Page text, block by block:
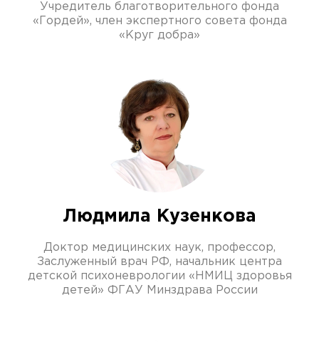
Учредитель благотворительного фонда
«Гордей», член экспертного совета фонда
«Круг добра»
Людмила Кузенкова
Доктор медицинских наук, профессор,
Заслуженный врач РФ, начальник центра
детской психоневрологии «НМИЦ здоровья
детей» ФГАУ Минздрава России